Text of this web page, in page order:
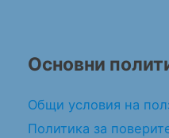
Основни
Общи условия на
Политика за